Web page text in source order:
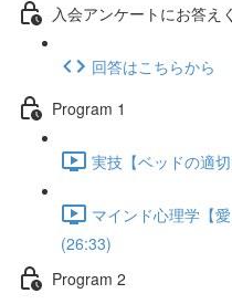
入会アンケートにお答え
回答はこちらから
Program 1
実技【ベッドの適
マインド心理学【
(26:33)
Program 2